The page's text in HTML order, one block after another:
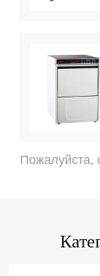
Пожалуйста,